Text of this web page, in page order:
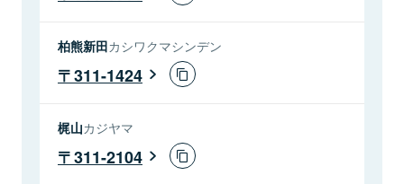
柏熊新田カシワクマシンデン
311-1424
梶山カジヤマ
311-2104